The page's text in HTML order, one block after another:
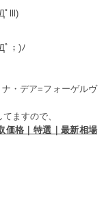
ﾟlll)
ﾟ；)ﾉ
・デア=フォーゲルヴ
ますので、
価格｜特選｜最新相場